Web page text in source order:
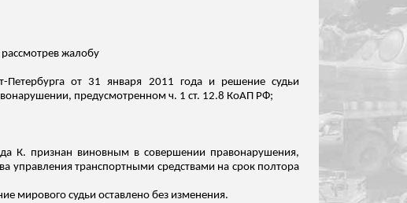
рассмотрев жалобу
Петербурга от 31 января 2011 года и решение судьи
предусмотренном ч. 1 ст. 12.8 КоАП РФ;
К. признан виновным в совершении правонарушения,
управления транспортными средствами на срок полтора
мирового судьи оставлено без изменения.